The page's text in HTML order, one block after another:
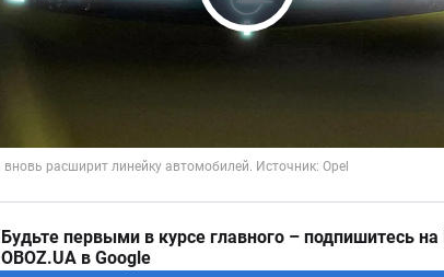
Play Video
Будьте первыми в курсе главного – подпишитесь
OBOZ.UA в Google